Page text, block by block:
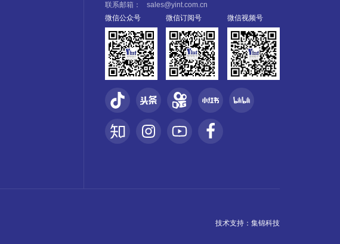
联系邮箱：
sales@yint.com.cn
微信公众号
微信订阅号 微信视频号
技术支持：集锦科技